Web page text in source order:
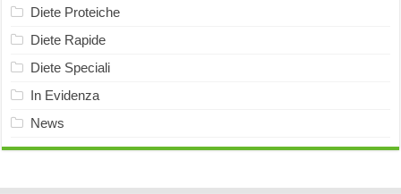
Diete Proteiche
Diete Rapide
Diete Speciali
In Evidenza
News